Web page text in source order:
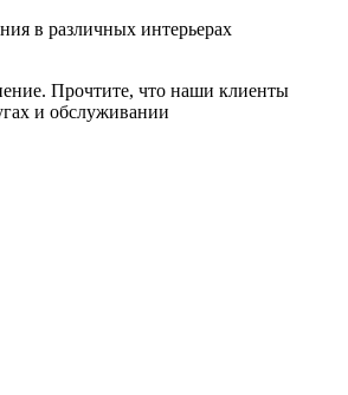
в различных интерьерах
Прочтите, что наши клиенты
и обслуживании